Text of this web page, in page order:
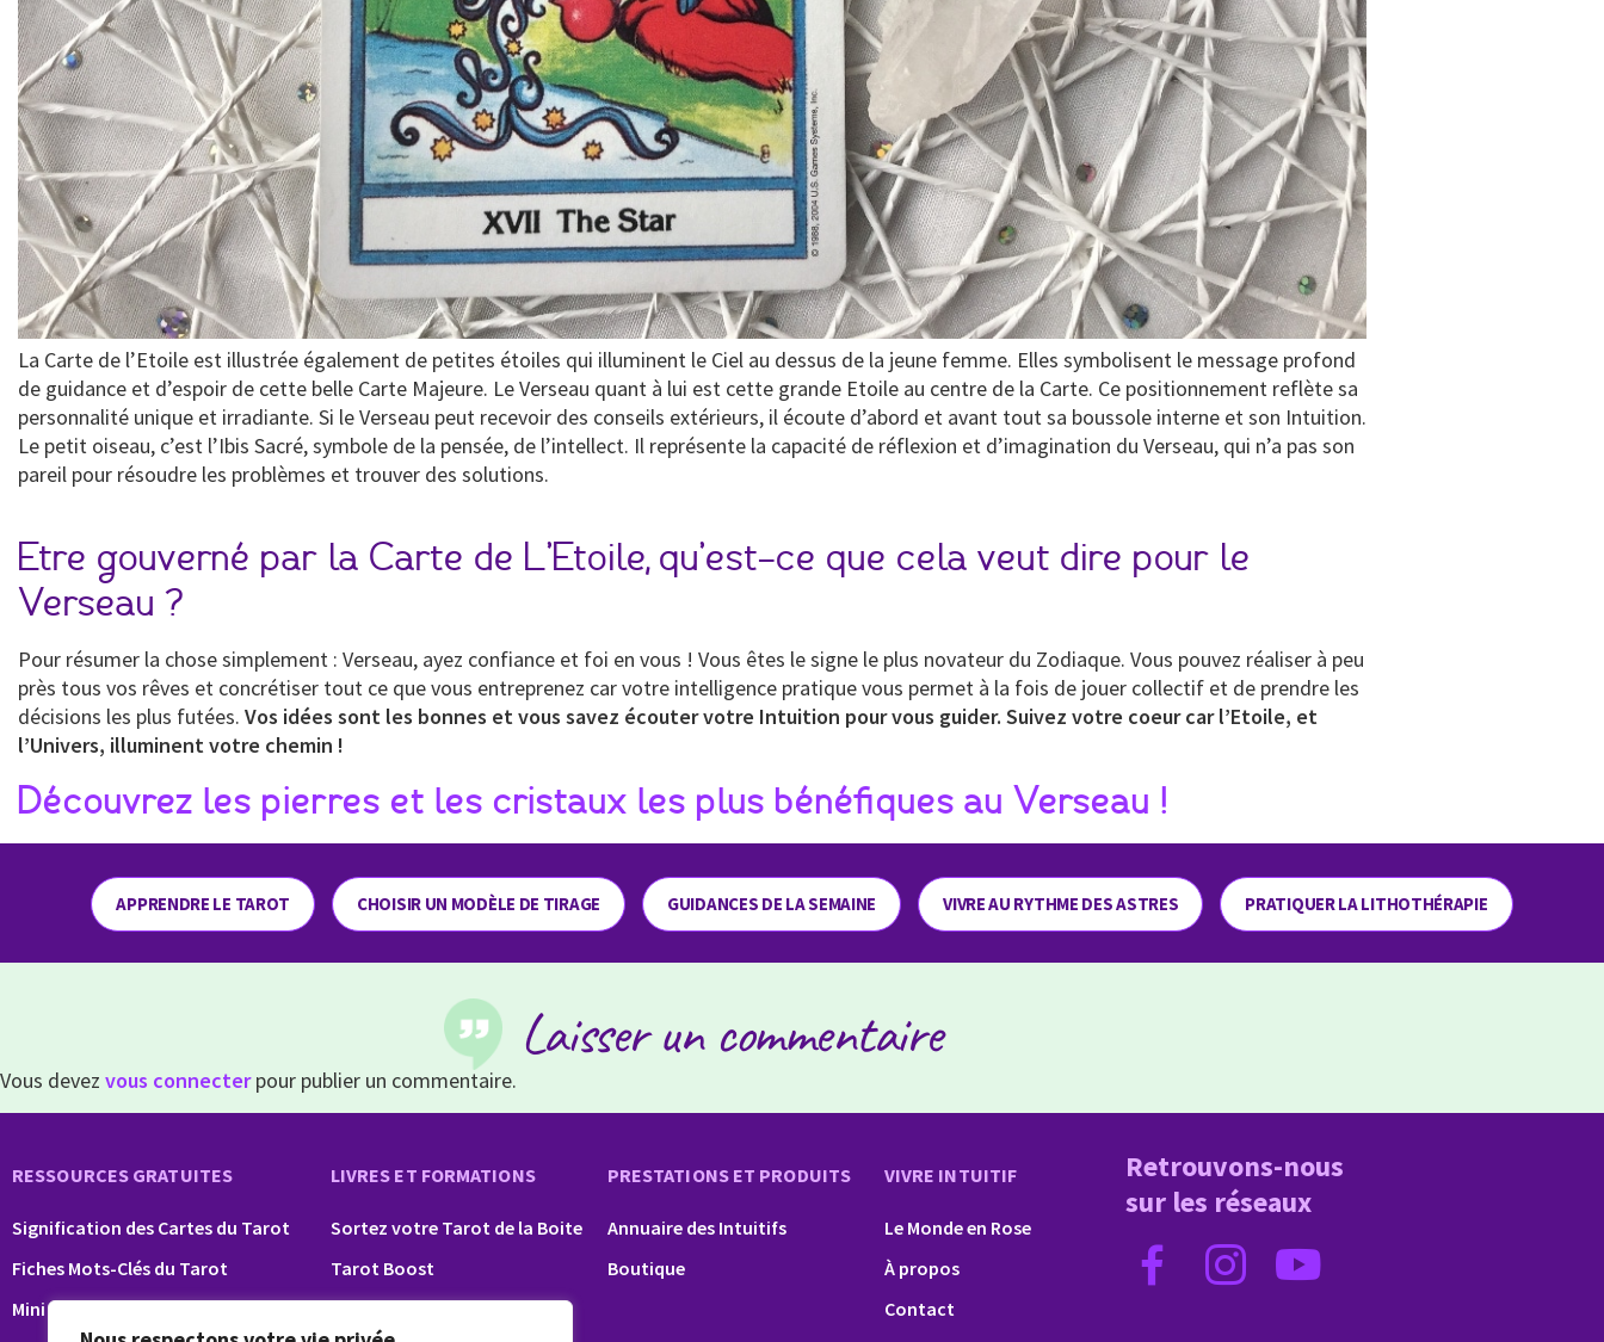
La Carte de l’Etoile est illustrée également de petites étoiles qui illuminent le Ciel au dessus de la jeune femme. Elles symbolisent le message profond
de guidance et d’espoir de cette belle Carte Majeure. Le Verseau quant à lui est cette grande Etoile au centre de la Carte. Ce positionnement reflète sa
personnalité unique et irradiante. Si le Verseau peut recevoir des conseils extérieurs, il écoute d’abord et avant tout sa boussole interne et son Intuition.
Le petit oiseau, c’est l’Ibis Sacré, symbole de la pensée, de l’intellect. Il représente la capacité de réflexion et d’imagination du Verseau, qui n’a pas son
pareil pour résoudre les problèmes et trouver des solutions.
Etre gouverné par la Carte de L’Etoile, qu’est-ce que cela veut dire pour le
Verseau ?
Pour résumer la chose simplement : Verseau, ayez confiance et foi en vous ! Vous êtes le signe le plus novateur du Zodiaque. Vous pouvez réaliser à peu
près tous vos rêves et concrétiser tout ce que vous entreprenez car votre intelligence pratique vous permet à la fois de jouer collectif et de prendre les
décisions les plus futées. Vos idées sont les bonnes et vous savez écouter votre Intuition pour vous guider. Suivez votre coeur car l’Etoile, et
l’Univers, illuminent votre chemin !
Découvrez les pierres et les cristaux les plus bénéfiques au Verseau !
APPRENDRE LE TAROT CHOISIR UN MODÈLE DE TIRAGE GUIDANCES DE LA SEMAINE VIVRE AU RYTHME DES ASTRES PRATIQUER LA LITHOTHÉRAPIE
Laisser un commentaire
Vous devez vous connecterpour publier un commentaire.
RESSOURCES GRATUITES
Signification des Cartes du Tarot
Fiches Mots-Clés du Tarot
Mini formation Tarot
LIVRES ET FORMATIONS
Sortez votre Tarot de la Boite
Tarot Boost
PRESTATIONS ET PRODUITS
Annuaire des Intuitifs
Boutique
VIVRE INTUITIF
Le Monde en Rose
À propos
Contact
Retrouvons-nous
sur les réseaux